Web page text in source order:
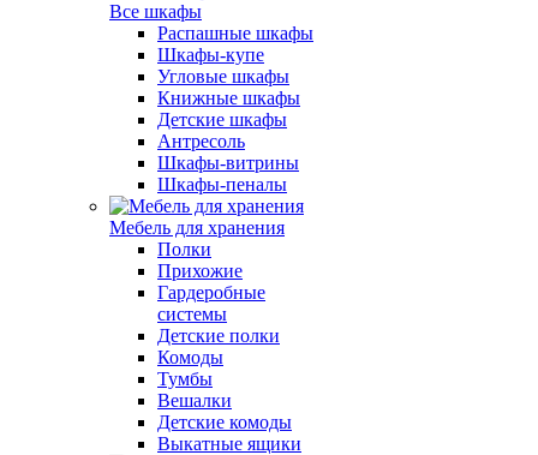
Все шкафы
Распашные шкафы
Шкафы-купе
Угловые шкафы
Книжные шкафы
Детские шкафы
Антресоль
Шкафы-витрины
Шкафы-пеналы
Мебель для хранения
Полки
Прихожие
Гардеробные
системы
Детские полки
Комоды
Тумбы
Вешалки
Детские комоды
Выкатные ящики